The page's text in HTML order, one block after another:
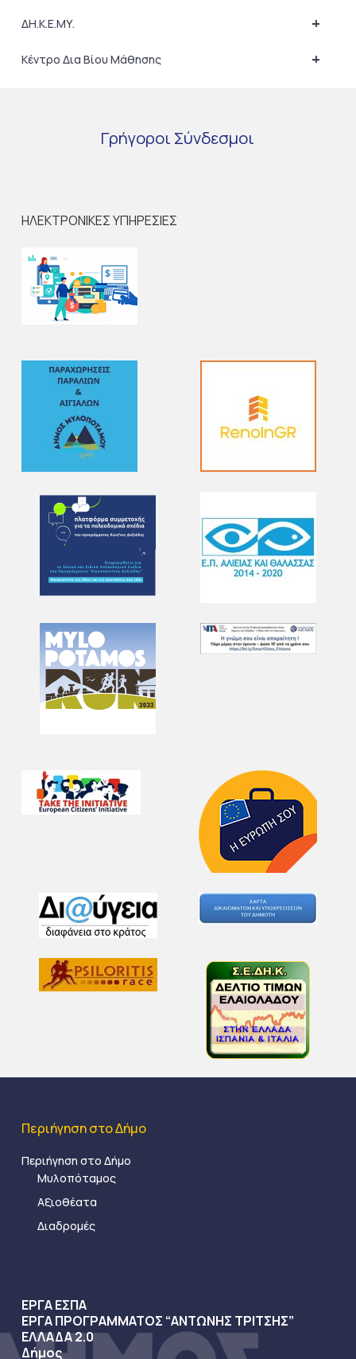
+
ΔΗ.Κ.Ε.ΜΥ.
+
Κέντρο Δια Βίου Μάθησης
Γρήγοροι Σύνδεσμοι
ΗΛΕΚΤΡΟΝΙΚΕΣ ΥΠΗΡΕΣΙΕΣ
Περιήγηση στο Δήμο
Περιήγηση στο Δήμο
Μυλοπόταμος
Αξιοθέατα
Διαδρομές
ΕΡΓΑ ΕΣΠΑ
ΕΡΓΑ ΠΡΟΓΡΑΜΜΑΤΟΣ “ΑΝΤΩΝΗΣ ΤΡΙΤΣΗΣ”
ΕΛΛΑΔΑ 2.0
Δήμος